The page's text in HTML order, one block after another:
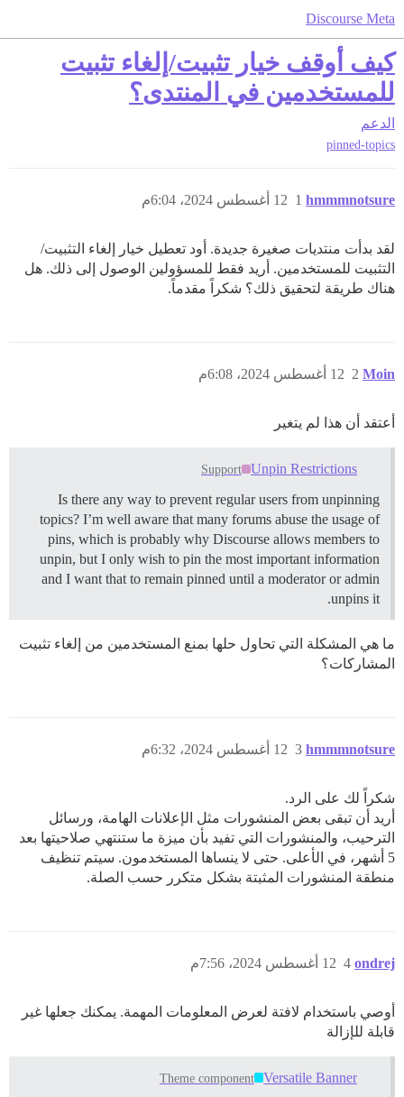
Discourse Meta
كيف أوقف خيار تثبيت/إلغاء تثبيت
للمستخدمين في المنتدى؟
الدعم
pinned-topics
hmmmnotsure 12 أغسطس 2024، 6:04م 1
لقد بدأت منتديات صغيرة جديدة. أود تعطيل خيار إلغاء التثبيت/
التثبيت للمستخدمين. أريد فقط للمسؤولين الوصول إلى ذلك. هل
هناك طريقة لتحقيق ذلك؟ شكراً مقدماً.
Moin 12 أغسطس 2024، 6:08م 2
أعتقد أن هذا لم يتغير
Unpin Restrictions
Support
Is there any way to prevent regular users from unpinning
topics? I’m well aware that many forums abuse the usage of
pins, which is probably why Discourse allows members to
unpin, but I only wish to pin the most important information
and I want that to remain pinned until a moderator or admin
unpins it.
ما هي المشكلة التي تحاول حلها بمنع المستخدمين من إلغاء تثبيت
المشاركات؟
hmmmnotsure 12 أغسطس 2024، 6:32م 3
شكراً لك على الرد.
أريد أن تبقى بعض المنشورات مثل الإعلانات الهامة، ورسائل
الترحيب، والمنشورات التي تفيد بأن ميزة ما ستنتهي صلاحيتها بعد
5 أشهر، في الأعلى. حتى لا ينساها المستخدمون. سيتم تنظيف
منطقة المنشورات المثبتة بشكل متكرر حسب الصلة.
ondrej 12 أغسطس 2024، 7:56م 4
أوصي باستخدام لافتة لعرض المعلومات المهمة. يمكنك جعلها غير
قابلة للإزالة
Versatile Banner
Theme component